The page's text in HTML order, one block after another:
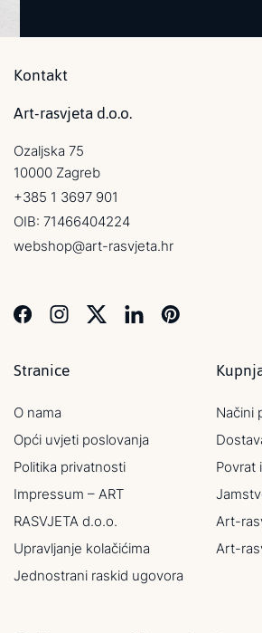
Kontakt
Art-rasvjeta d.o.o.
Ozaljska 75
10000 Zagreb
+385 1 3697 901
OIB: 71466404224
webshop@art-rasvjeta.hr
Stranice
O nama
Opći uvjeti poslovanja
Politika privatnosti
Impressum – ART
RASVJETA d.o.o.
Upravljanje kolačićima
Jednostrani raskid ugovora
Načini
Povrat
Art-
Art-